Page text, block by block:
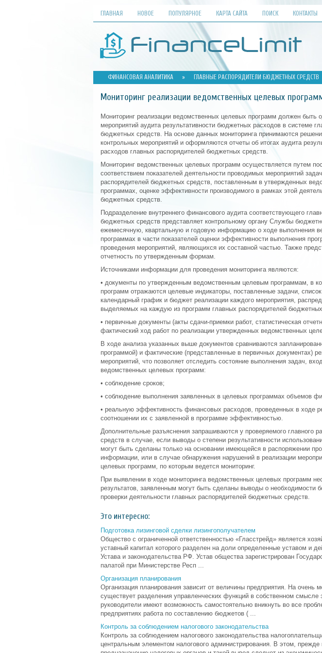
ГЛАВНАЯ НОВОЕ ПОПУЛЯРНОЕ КАРТА САЙТА ПОИСК КОНТАКТЫ
ФИНАНСОВАЯ АНАЛИТИКА » ГЛАВНЫЕ РАСПОРЯДИТЕЛИ БЮДЖЕТНЫХ СРЕДСТВ
Мониторинг реализации ведомственных целевых
Мониторинг реализации ведомственных целевых программ должен быть
мероприятий аудита результативности бюджетных расходов в системе
бюджетных средств. На основе данных мониторинга принимаются
контрольных мероприятий и оформляются отчеты об итогах аудита
расходов главных распорядителей бюджетных средств.
Мониторинг ведомственных целевых программ осуществляется путем
соответствием показателей деятельности проводимых мероприятий
распорядителей бюджетных средств, поставленным в утвержденных
программах, оценке эффективности производимого в рамках этой
бюджетных средств.
Подразделение внутреннего финансового аудита соответствующего
бюджетных средств представляет контрольному органу Службы
ежемесячную, квартальную и годовую информацию о ходе выполнения
программах в части показателей оценки эффективности выполнения
проведения мероприятий, являющихся их составной частью. Также
отчетность по утвержденным формам.
Источниками информации для проведения мониторинга являются:
• документы по утвержденным ведомственным целевым программам, в
программ отражаются целевые индикаторы, поставленные задачи,
календарный график и бюджет реализации каждого мероприятия,
выделяемых на каждую из программ главных распорядителей
• первичные документы (акты сдачи-приемки работ, статистическая
фактический ход работ по реализации утвержденных ведомственных
В ходе анализа указанных выше документов сравниваются
программой) и фактические (представленные в первичных документах)
мероприятий, что позволяет отследить состояние выполнения задач,
ведомственных целевых программ:
• соблюдение сроков;
• соблюдение выполнения заявленных в целевых программах объемов
• реальную эффективность финансовых расходов, проведенных в ходе
соотношении их с заявленной в программе эффективностью.
Дополнительные разъяснения запрашиваются у проверяемого главного
средств в случае, если выводы о степени результативности
могут быть сделаны только на основании имеющейся в распоряжении
информации, или в случае обнаружения нарушений в реализации
целевых программ, по которым ведется мониторинг.
При выявлении в ходе мониторинга ведомственных целевых программ
результатов, заявленным могут быть сделаны выводы о необходимости
проверки деятельности главных распорядителей бюджетных средств.
Это интересно:
Подготовка лизинговой сделки лизингополучателем
Общество с ограниченной ответственностью «Гласстрейд» является
уставный капитал которого разделен на доли определенные уставом и
Устава и законодательства РФ. Устав общества зарегистрирован
палатой при Министерстве Респ ...
Организация планирования
Организация планирования зависит от величины предприятия. На очень
существует разделения управленческих функций в собственном смысле
руководители имеют возможность самостоятельно вникнуть во все
предприятиях работа по составлению бюджетов ( ...
Контроль за соблюдением налогового законодательства
Контроль за соблюдением налогового законодательства
центральным элементом налогового администрирования. В этом, прежде